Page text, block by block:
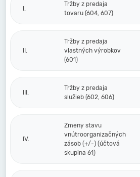
I.
Tržby z predaja
tovaru (604, 607)
II.
Tržby z predaja
vlastných výrobkov
(601)
III.
Tržby z predaja
služieb (602, 606)
IV.
Zmeny stavu
vnútroorganizačných
zásob (+/-) (účtová
skupina 61)